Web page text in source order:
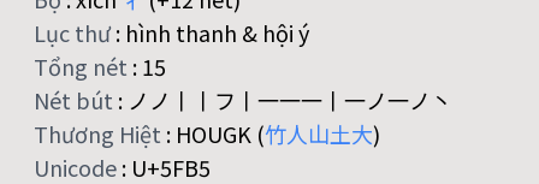
Lục thư: hình thanh & hội ý
Tổng nét :15
Nét bút : ノノ丨丨フ丨一一一丨一ノ一ノ丶
Thương Hiệt : HOUGK (竹人山土大)
Unicode: U+5FB5